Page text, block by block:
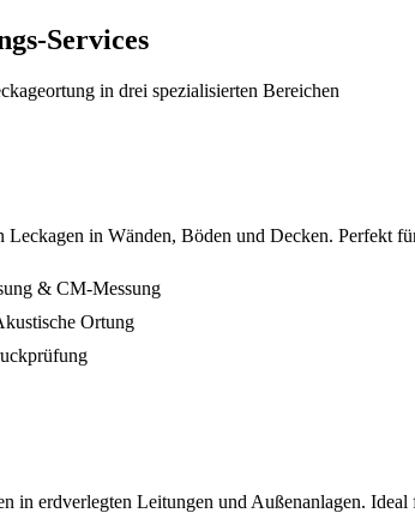
Services
in drei spezialisierten Bereichen
Leckagen in Wänden, Böden und Decken. Perfekt
& CM-Messung
Ortung
in erdverlegten Leitungen und Außenanlagen.